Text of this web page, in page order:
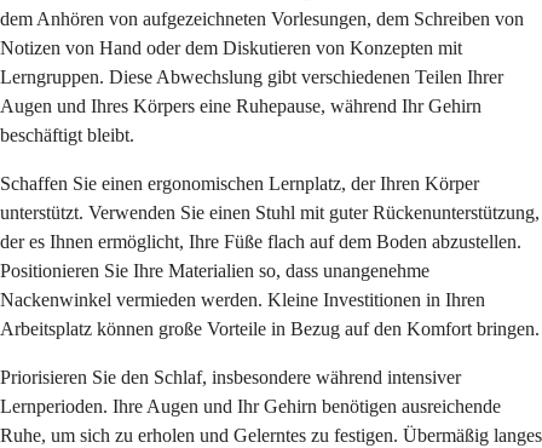
dem Anhören von aufgezeichneten Vorlesungen, dem Schreiben von
Notizen von Hand oder dem Diskutieren von Konzepten mit
Lerngruppen. Diese Abwechslung gibt verschiedenen Teilen Ihrer
Augen und Ihres Körpers eine Ruhepause, während Ihr Gehirn
beschäftigt bleibt.
Schaffen Sie einen ergonomischen Lernplatz, der Ihren Körper
unterstützt. Verwenden Sie einen Stuhl mit guter Rückenunterstützung,
der es Ihnen ermöglicht, Ihre Füße flach auf dem Boden abzustellen.
Positionieren Sie Ihre Materialien so, dass unangenehme
Nackenwinkel vermieden werden. Kleine Investitionen in Ihren
Arbeitsplatz können große Vorteile in Bezug auf den Komfort bringen.
Priorisieren Sie den Schlaf, insbesondere während intensiver
Lernperioden. Ihre Augen und Ihr Gehirn benötigen ausreichende
Ruhe, um sich zu erholen und Gelerntes zu festigen. Übermäßig langes